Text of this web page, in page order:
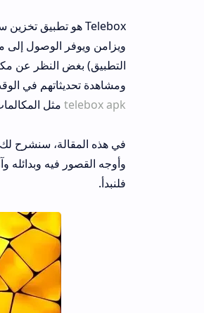
ويزامن ويوفر الوصول إلى مستنداتك وصورك
التطبيق) بغض النظر عن مكان وجودك.
ومشاهدة تحديثاتهم في الوقت الفعلي. كما
مثل المكالمات والدردشة
وأوجه القصور فيه وبدائله وآراء